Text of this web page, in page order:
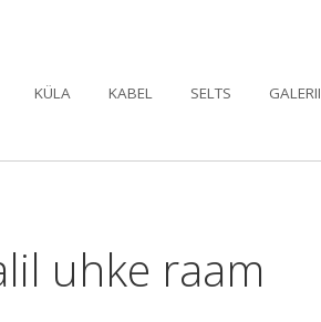
KÜLA KABEL SELTS GALERII
uhke raam